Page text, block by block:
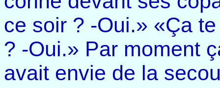
ce soir ? -Oui.» «Ça
? -Oui.» Par moment
avait envie de la